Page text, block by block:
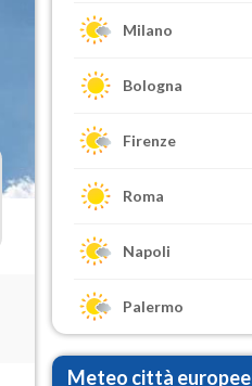
Milano
Bologna
Firenze
Roma
Napoli
Palermo
Meteo città europee